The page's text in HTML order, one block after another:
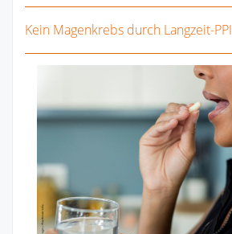
Kein Magenkrebs durch Langzeit-PPI